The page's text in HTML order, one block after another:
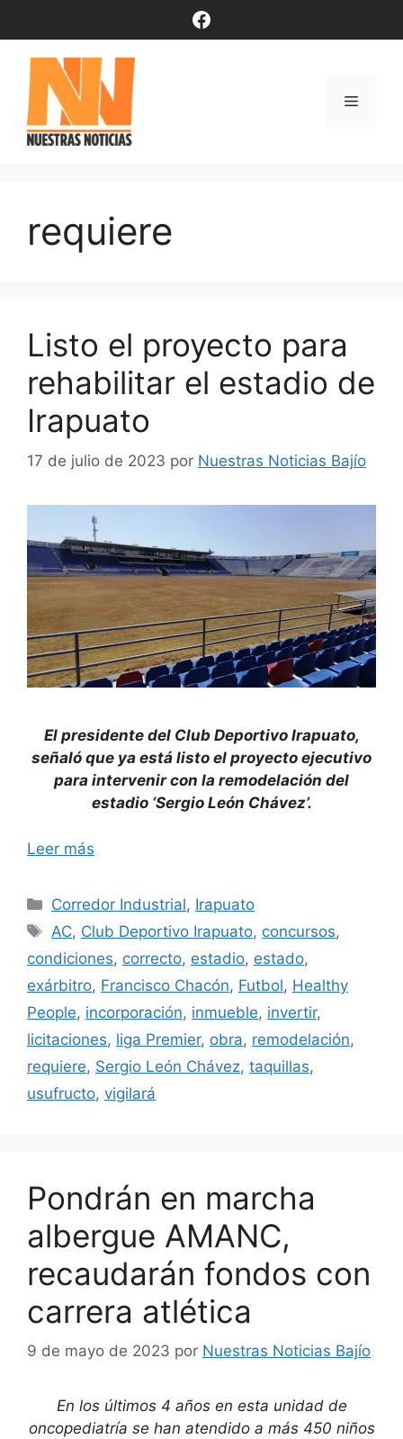
contenido
Facebook
Menú
requiere
Listo el proyecto para
rehabilitar el estadio de
Irapuato
17 de julio de 2023 por Nuestras Noticias Bajío
El presidente del Club Deportivo Irapuato,
señaló que ya está listo el proyecto ejecutivo
para intervenir con la remodelación del
estadio ‘Sergio León Chávez’.
Leer más
Categorías
Corredor Industrial, Irapuato
Etiquetas
AC, Club Deportivo Irapuato, concursos,
condiciones, correcto, estadio, estado,
exárbitro, Francisco Chacón, Futbol, Healthy
People, incorporación, inmueble, invertir,
licitaciones, liga Premier, obra, remodelación,
requiere, Sergio León Chávez, taquillas,
usufructo, vigilará
Pondrán en marcha
albergue AMANC,
recaudarán fondos con
carrera atlética
9 de mayo de 2023 por Nuestras Noticias Bajío
En los últimos 4 años en esta unidad de
oncopediatría se han atendido a más 450 niños